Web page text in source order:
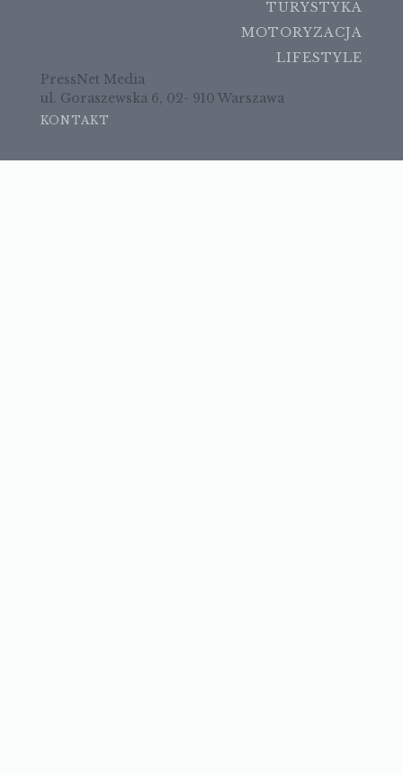
TURYSTYKA
MOTORYZACJA
LIFESTYLE
PressNet Media
ul. Goraszewska 6, 02- 910 Warszawa
KONTAKT